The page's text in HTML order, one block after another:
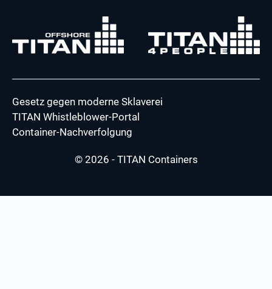
Gesetz gegen moderne Sklaverei
TITAN Whistleblower-Portal
Container-Nachverfolgung
© 2026 - TITAN Containers